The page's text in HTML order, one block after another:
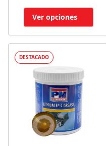
Ver opciones
DESTACADO